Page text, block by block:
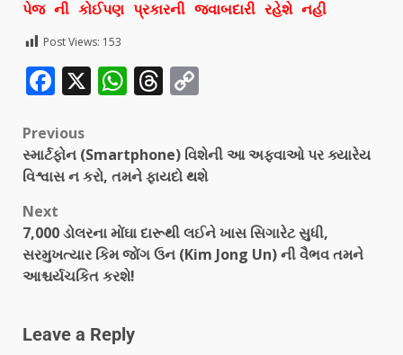
પેજ ની કોઈપણ પ્રકારની જવાબદારી રહેશે નહી
Post Views: 153
Facebook
X WhatsApp
Threads
Previous
સ્માર્ટફોન (Smartphone) વિશેની આ અફવાઓ પર ક્યારેય
વિશ્વાસ ન કરો, તમને ફાયદો થશે
Next
7,000 ડોલરના મોંઘા દારૂથી લઈને ખાસ સિગારેટ સુધી,
સરમુખત્યાર કિમ જોંગ ઉન (Kim Jong Un) ની વૈભવ તમને
આશ્ચર્યચકિત કરશે!
Leave a Reply